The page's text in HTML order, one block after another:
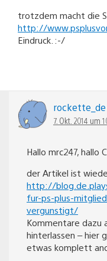
trotzdem macht die
http://
Eindruck. :-/
rockette_de
7. Okt. 2014 um
Hallo mrc247, hallo
der Artikel ist
http://
fur-ps-plus-
vergunstigt/
Kommentare
hinterlassen – hier
etwas komplett